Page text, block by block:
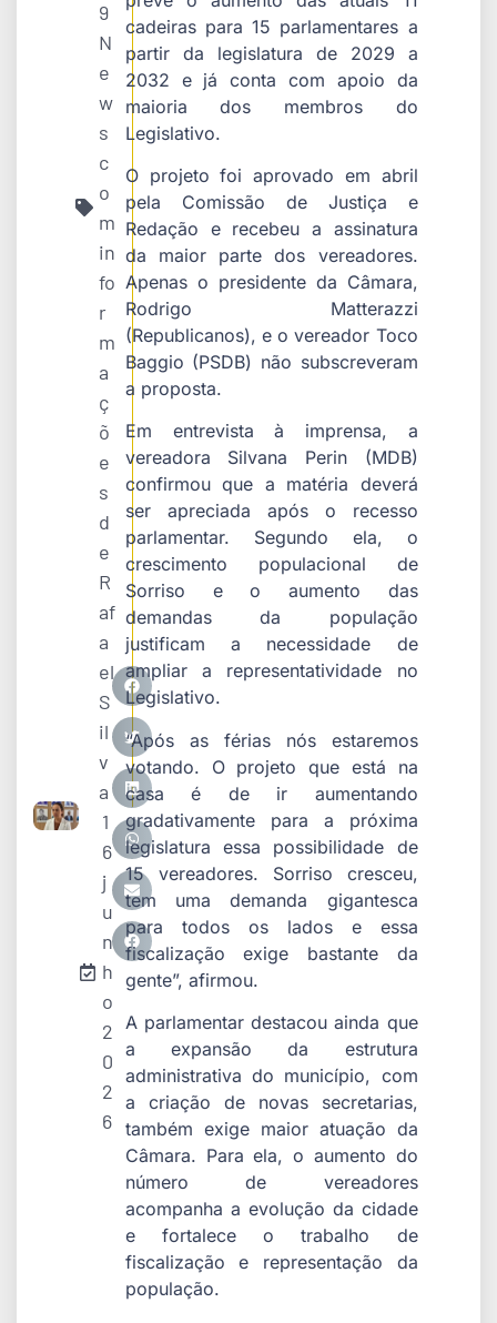
9
N
e
w
s
c
o
m
in
fo
r
m
a
ç
õ
e
s
d
e
R
af
a
el
S
il
v
a
1
6
j
u
n
h
o
2
0
2
6
cadeiras para 15 parlamentares a
partir da legislatura de 2029 a
2032 e já conta com apoio da
maioria dos membros do
Legislativo.
O projeto foi aprovado em abril
pela Comissão de Justiça e
Redação e recebeu a assinatura
da maior parte dos vereadores.
Apenas o presidente da Câmara,
Rodrigo Matterazzi
(Republicanos), e o vereador Toco
Baggio (PSDB) não subscreveram
a proposta.
Em entrevista à imprensa, a
vereadora Silvana Perin (MDB)
confirmou que a matéria deverá
ser apreciada após o recesso
parlamentar. Segundo ela, o
crescimento populacional de
Sorriso e o aumento das
demandas da população
justificam a necessidade de
ampliar a representatividade no
Legislativo.
“Após as férias nós estaremos
votando. O projeto que está na
casa é de ir aumentando
gradativamente para a próxima
legislatura essa possibilidade de
15 vereadores. Sorriso cresceu,
tem uma demanda gigantesca
para todos os lados e essa
fiscalização exige bastante da
gente”, afirmou.
A parlamentar destacou ainda que
a expansão da estrutura
administrativa do município, com
a criação de novas secretarias,
também exige maior atuação da
Câmara. Para ela, o aumento do
número de vereadores
acompanha a evolução da cidade
e fortalece o trabalho de
fiscalização e representação da
população.